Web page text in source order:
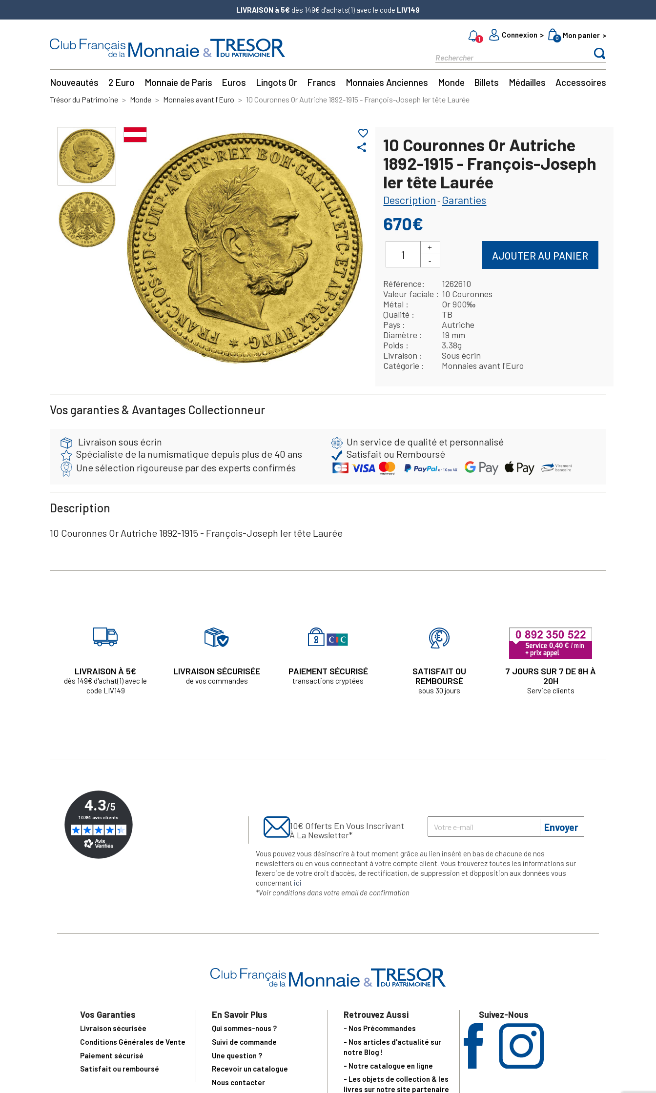
LIVRAISON à 5€ dès 149€ d’achats(1) avec le code LIV149
1
Connexion 0 Mon panier
Nouveautés 2 Euro Monnaie de Paris Euros Lingots Or Francs Monnaies Anciennes Monde Billets Médailles Accessoires
Trésor du Patrimoine Monde Monnaies avant l'Euro 10 Couronnes Or Autriche 1892-1915 - François-Joseph Ier tête Laurée
share
favorite_border
10 Couronnes Or Autriche
1892-1915 - François-Joseph
Ier tête Laurée
Description - Garanties
670€
AJOUTER AU PANIER
Référence
1262610
Valeur faciale
10 Couronnes
Métal
Or 900‰
Qualité
TB
Pays
Autriche
Diamètre
19 mm
Poids
3.38g
Livraison
Sous écrin
Catégorie
Monnaies avant l'Euro
Vos garanties & Avantages Collectionneur
Livraison sous écrin
Un service de qualité et personnalisé
Spécialiste de la numismatique depuis plus de 40 ans
Satisfait ou Remboursé
Une sélection rigoureuse par des experts confirmés
Description
10 Couronnes Or Autriche 1892-1915 - François-Joseph Ier tête Laurée
LIVRAISON À 5€
dès 149€ d'achat(1) avec le
code LIV149
LIVRAISON SÉCURISÉE
de vos commandes
PAIEMENT SÉCURISÉ
transactions cryptées
SATISFAIT OU
REMBOURSÉ
sous 30 jours
7 JOURS SUR 7 DE 8H À
20H
Service clients
10€ Offerts En Vous Inscrivant
À La Newsletter*
Envoyer
Vous pouvez vous désinscrire à tout moment grâce au lien inséré en bas de chacune de nos
newsletters ou en vous connectant à votre compte client. Vous trouverez toutes les informations sur
l’exercice de votre droit d'accès, de rectification, de suppression et d'opposition aux données vous
concernant ici
*Voir conditions dans votre email de confirmation
Vos Garanties
Livraison sécurisée
Conditions Générales de Vente
Paiement sécurisé
Satisfait ou remboursé
En Savoir Plus
Qui sommes-nous ?
Suivi de commande
Une question ?
Recevoir un catalogue
Nous contacter
Retrouvez Aussi
- Nos Précommandes
- Nos articles d'actualité sur
notre Blog !
- Notre catalogue en ligne
- Les objets de collection & les
livres sur notre site partenaire
Suivez-Nous